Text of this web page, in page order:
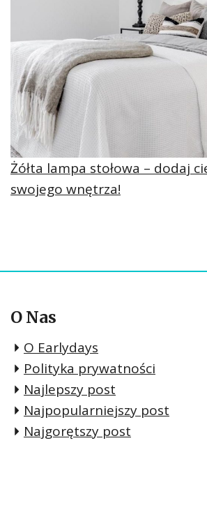
Żółta lampa stołowa – dodaj
swojego wnętrza!
O Nas
O Earlydays
Polityka prywatności
Najlepszy post
Najpopularniejszy post
Najgorętszy post